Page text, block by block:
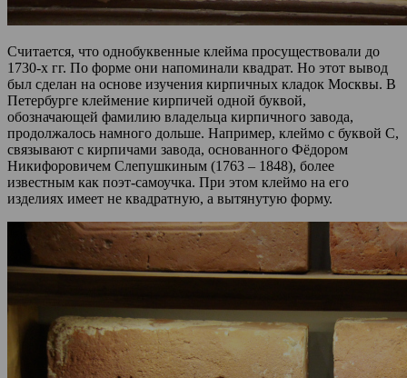
Считается, что однобуквенные клейма просуществовали до
1730-х гг. По форме они напоминали квадрат. Но этот вывод
был сделан на основе изучения кирпичных кладок Москвы. В
Петербурге клеймение кирпичей одной буквой,
обозначающей фамилию владельца кирпичного завода,
продолжалось намного дольше. Например, клеймо с буквой С,
связывают с кирпичами завода, основанного Фёдором
Никифоровичем Слепушкиным (1763 – 1848), более
известным как поэт-самоучка. При этом клеймо на его
изделиях имеет не квадратную, а вытянутую форму.